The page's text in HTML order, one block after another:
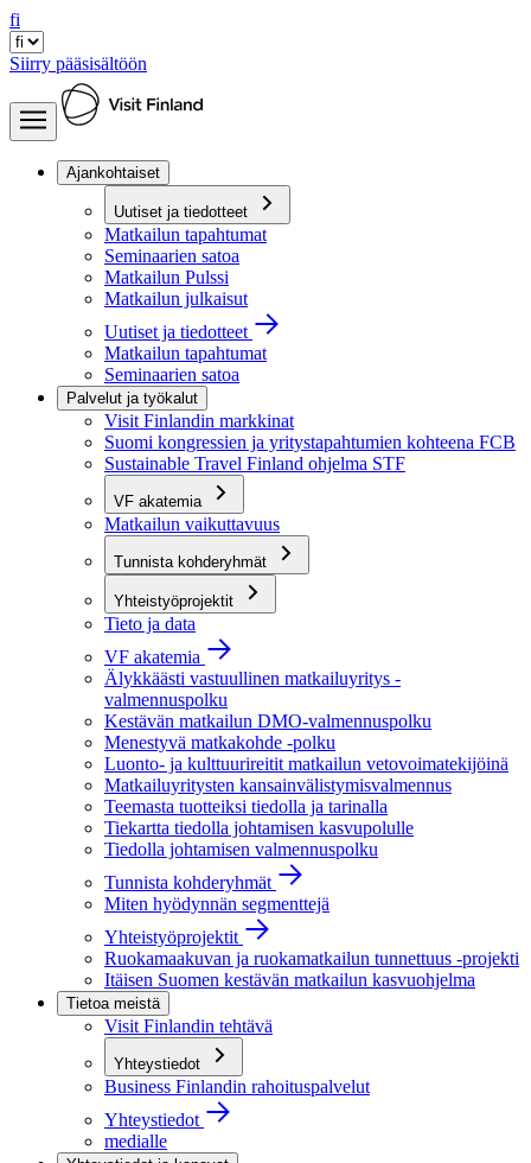
fi
Siirry pääsisältöön
Ajankohtaiset
Uutiset ja tiedotteet
Matkailun tapahtumat
Seminaarien satoa
Matkailun Pulssi
Matkailun julkaisut
Uutiset ja tiedotteet
Matkailun tapahtumat
Seminaarien satoa
Palvelut ja työkalut
Visit Finlandin markkinat
Suomi kongressien ja yritystapahtumien kohteena FCB
Sustainable Travel Finland ohjelma STF
VF akatemia
Matkailun vaikuttavuus
Tunnista kohderyhmät
Yhteistyöprojektit
Tieto ja data
VF akatemia
Älykkäästi vastuullinen matkailuyritys -
valmennuspolku
Kestävän matkailun DMO-valmennuspolku
Menestyvä matkakohde -polku
Luonto- ja kulttuurireitit matkailun vetovoimatekijöinä
Matkailuyritysten kansainvälistymisvalmennus
Teemasta tuotteiksi tiedolla ja tarinalla
Tiekartta tiedolla johtamisen kasvupolulle
Tiedolla johtamisen valmennuspolku
Tunnista kohderyhmät
Miten hyödynnän segmenttejä
Yhteistyöprojektit
Ruokamaakuvan ja ruokamatkailun tunnettuus -projekti
Itäisen Suomen kestävän matkailun kasvuohjelma
Tietoa meistä
Visit Finlandin tehtävä
Yhteystiedot
Business Finlandin rahoituspalvelut
Yhteystiedot
medialle